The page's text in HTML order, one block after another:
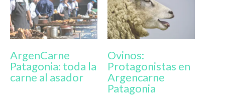
ArgenCarne
Patagonia: toda la
carne al asador
Ovinos:
Protagonistas en
Argencarne
Patagonia